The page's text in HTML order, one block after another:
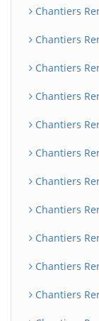
Chantiers
Chantiers
Chantiers
Chantiers
Chantiers
Chantiers
Chantiers
Chantiers
Chantiers
Chantiers
Chantiers